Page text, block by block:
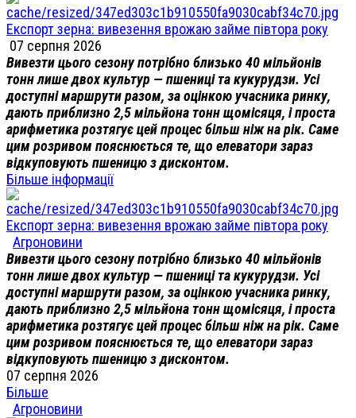
Експорт зерна: вивезення врожаю займе півтора року
07 серпня 2026
Вивезти цього сезону потрібно близько 40 мільйонів
тонн лише двох культур — пшениці та кукурудзи. Усі
доступні маршрути разом, за оцінкою учасника ринку,
дають приблизно 2,5 мільйона тонн щомісяця, і проста
арифметика розтягує цей процес більш ніж на рік. Саме
цим розривом пояснюється те, що елеватори зараз
відкуповують пшеницю з дисконтом.
Більше інформації
Експорт зерна: вивезення врожаю займе півтора року
Агроновини
Вивезти цього сезону потрібно близько 40 мільйонів
тонн лише двох культур — пшениці та кукурудзи. Усі
доступні маршрути разом, за оцінкою учасника ринку,
дають приблизно 2,5 мільйона тонн щомісяця, і проста
арифметика розтягує цей процес більш ніж на рік. Саме
цим розривом пояснюється те, що елеватори зараз
відкуповують пшеницю з дисконтом.
07 серпня 2026
Більше
Агроновини